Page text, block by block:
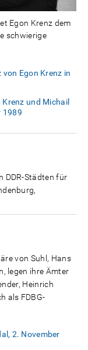
Egon Krenz dem
schwierige
von Egon Krenz in
und Michail
1989
DDR-Städten für
von Suhl, Hans
legen ihre Ämter
Heinrich
als FDBG-
2. November